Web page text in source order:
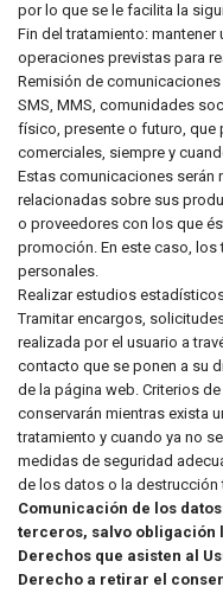
por lo que se le facilita la
Fin del tratamiento:
operaciones previstas para
Remisión de
SMS, MMS, comunidades
físico, presente o futuro,
comerciales, siempre y
Estas comunicaciones serán
relacionadas sobre sus
o proveedores con los que
promoción. En este caso,
personales.
Realizar estudios
Tramitar encargos,
realizada por el usuario a
contacto que se ponen a su
de la página web. Criterios
conservarán mientras exista
tratamiento y cuando ya no
medidas de seguridad
de los datos o la
Comunicación de los
terceros, salvo obligación
Derechos que asisten al
Derecho a retirar el